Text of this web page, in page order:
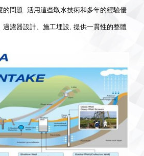
的問題. 活用這些取水技術和多年的經驗優
過濾器設計、施工埋設, 提供一貫性的整體